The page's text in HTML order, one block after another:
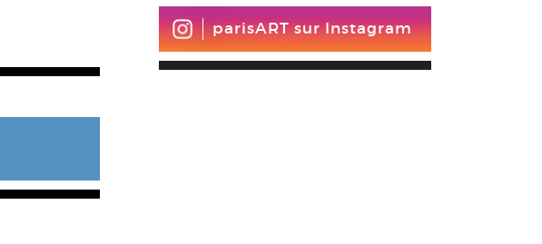
parisART sur Instagram